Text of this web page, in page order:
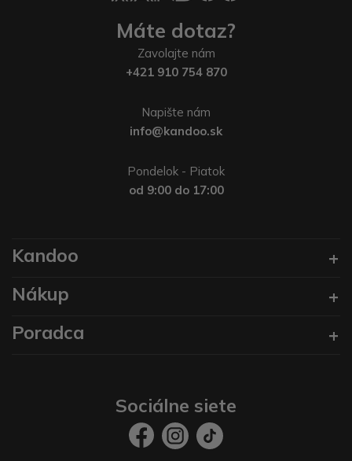
Máte dotaz?
Zavolajte nám
+421 910 754 870
Napište nám
info@kandoo.sk
Pondelok - Piatok
od 9:00 do 17:00
Kandoo
Nákup
Poradca
Sociálne siete